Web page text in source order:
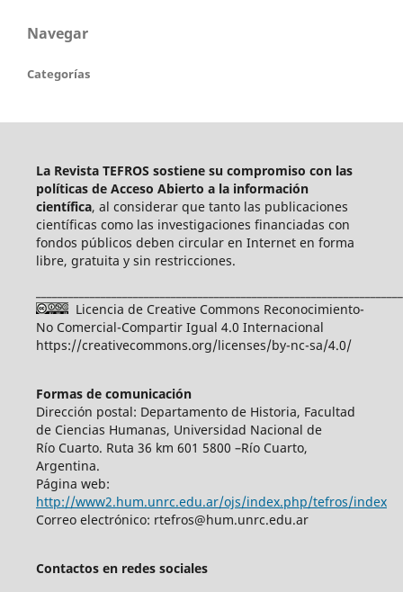
Navegar
Categorías
La Revista TEFROS sostiene su compromiso con las
políticas de Acceso Abierto a la información
científica, al considerar que tanto las publicaciones
científicas como las investigaciones financiadas con
fondos públicos deben circular en Internet en forma
libre, gratuita y sin restricciones.
Licencia de Creative Commons Reconocimiento-
No Comercial-Compartir Igual 4.0 Internacional
https://creativecommons.org/licenses/by-nc-sa/4.0/
Formas de comunicación
Dirección postal: Departamento de Historia, Facultad
de Ciencias Humanas, Universidad Nacional de
Río Cuarto. Ruta 36 km 601 5800 –Río Cuarto,
Argentina.
Página web:
http://www2.hum.unrc.edu.ar/ojs/index.php/tefros/index
Correo electrónico: rtefros@hum.unrc.edu.ar
Contactos en redes sociales